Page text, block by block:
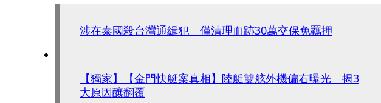
涉在泰國殺台灣通緝犯 僅清理血跡30萬交保免羈押
【獨家】【金門快艇案真相】陸艇雙舷外機偏右曝光 揭3
大原因釀翻覆